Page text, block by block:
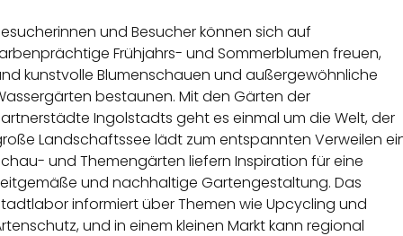
und Besucher können sich auf
Frühjahrs- und Sommerblumen freuen,
kunstvolle Blumenschauen und außergewöhnliche
bestaunen. Mit den Gärten der
Ingolstadts geht es einmal um die Welt, der
Landschaftssee lädt zum entspannten Verweilen
und Themengärten liefern Inspiration für eine
und nachhaltige Gartengestaltung. Das
informiert über Themen wie Upcycling und
und in einem kleinen Markt kann regional